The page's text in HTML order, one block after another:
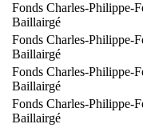
Fonds Charles-Philippe-
Baillairgé
Fonds Charles-Philippe-
Baillairgé
Fonds Charles-Philippe-
Baillairgé
Fonds Charles-Philippe-
Baillairgé